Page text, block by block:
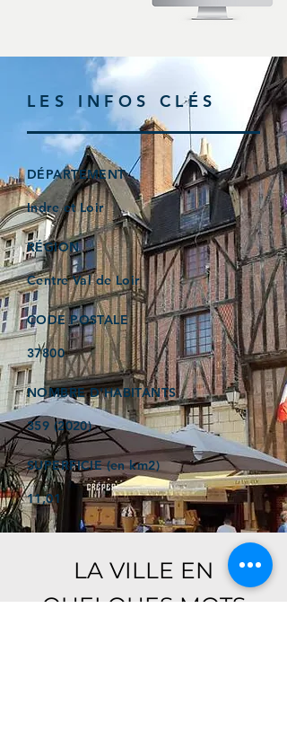
LES INFOS CLÉS
DÉPARTEMENT
Indre et Loir
RÉGION
Centre Val de Loir
CODE POSTALE
37800
NOMBRE D'HABITANTS
359 (2020)
SUPERFICIE (en km2)
11,01
LA VILLE EN
QUELQUES MOTS